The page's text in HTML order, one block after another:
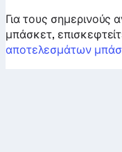
Για τους σημερινούς
μπάσκετ,
αποτελεσμάτων